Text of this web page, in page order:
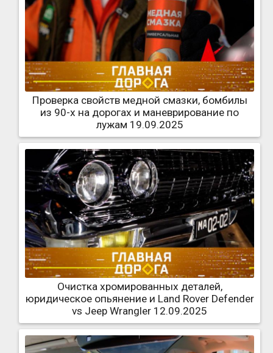
Проверка свойств медной смазки, бомбилы
из 90-х на дорогах и маневрирование по
лужам 19.09.2025
Очистка хромированных деталей,
юридическое опьянение и Land Rover Defender
vs Jeep Wrangler 12.09.2025